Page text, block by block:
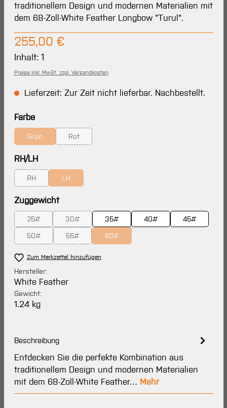
traditionellem Design und modernen Materialien mit
dem 68-Zoll-White Feather Longbow "Turul".
Regulärer Preis:
255,00 €
Inhalt: 1
Preise inkl. MwSt. zzgl. Versandkosten
Lieferzeit: Zur Zeit nicht lieferbar. Nachbestellt.
Farbeauswählen
Grün
(Diese Option ist zurzeit nicht verfügbar.)
Rot
(Diese Option ist zurzeit nicht verfügbar.)
RH/LHauswählen
RH
(Diese Option ist zurzeit nicht verfügbar.)
LH
(Diese Option ist zurzeit nicht verfügbar.)
Zuggewichtauswählen
25#
(Diese Option ist zurzeit nicht verfügbar.)
30#
(Diese Option ist zurzeit nicht verfügbar.)
35# 40#
45#
50#
(Diese Option ist zurzeit nicht verfügbar.)
55#
(Diese Option ist zurzeit nicht verfügbar.)
60#
(Diese Option ist zurzeit nicht
Zum Merkzettel hinzufügen
Hersteller:
White Feather
Gewicht:
1.24 kg
Beschreibung
Entdecken Sie die perfekte Kombination aus
traditionellem Design und modernen Materialien
mit dem 68-Zoll-White Feather… Mehr